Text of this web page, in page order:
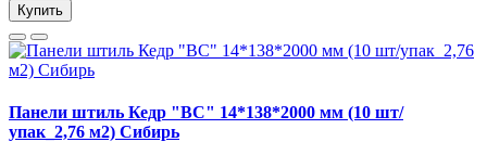
Купить
Панели штиль Кедр "ВС" 14*138*2000 мм (10 шт/
упак_2,76 м2) Сибирь